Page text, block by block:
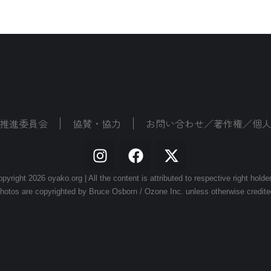
進委員会 協賛・協力 お問い合わせ／著作権／個
2026 oyako.org | All the content is attributed to respective right
are copyrighted by Bruce Osborn / Ozone Inc. unless otherwise